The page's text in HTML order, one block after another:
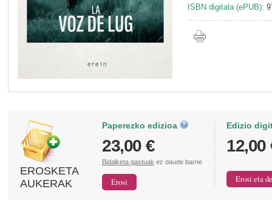
ISBN digitala (ePUB):
EROSKETA
AUKERAK
Paperezko edizioa
23,00 €
Bidalketa gastuak ez daude barne
Edizio
12,00